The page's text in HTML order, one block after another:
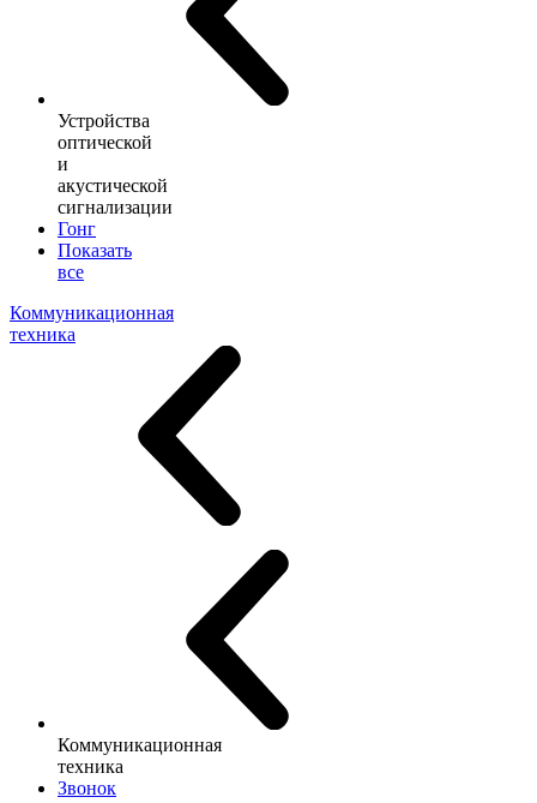
Устройства
оптической
и
акустической
сигнализации
Гонг
Показать
все
Коммуникационная
техника
Коммуникационная
техника
Звонок